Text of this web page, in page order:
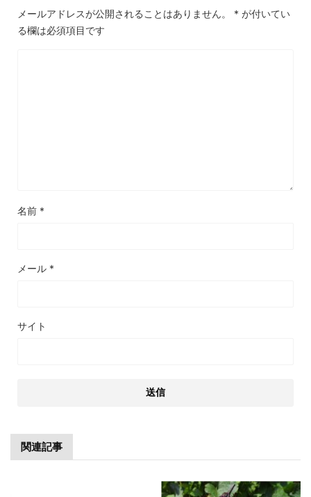
メールアドレスが公開されることはありません。 * が付いてい
る欄は必須項目です
名前 *
メール *
サイト
関連記事